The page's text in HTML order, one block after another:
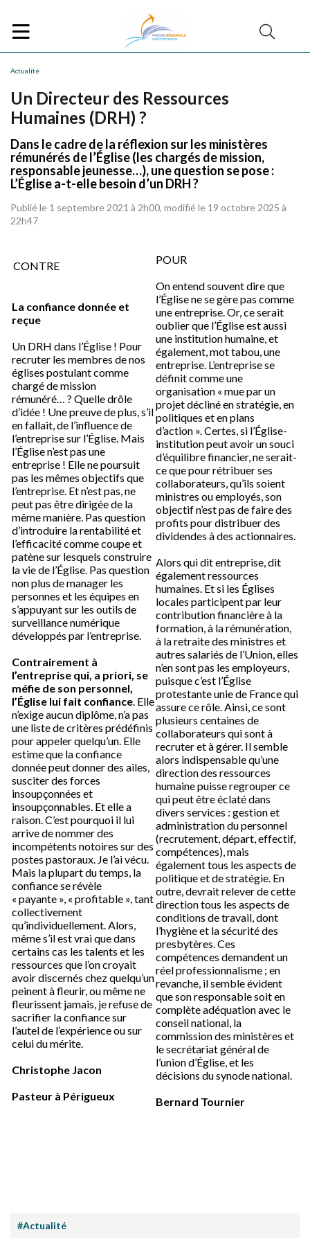
Actualité
Un Directeur des Ressources
Humaines (DRH) ?
Dans le cadre de la réflexion sur les ministères
rémunérés de l’Église (les chargés de mission,
responsable jeunesse…), une question se pose :
L’Église a-t-elle besoin d’un DRH ?
Publié le 1 septembre 2021 à 2h00, modifié le 19 octobre 2025 à
22h47
CONTRE
La confiance donnée et
reçue
Un DRH dans l’Église ! Pour
recruter les membres de nos
églises postulant comme
chargé de mission
rémunéré… ? Quelle drôle
d’idée ! Une preuve de plus, s’il
en fallait, de l’influence de
l’entreprise sur l’Église. Mais
l’Église n’est pas une
entreprise ! Elle ne poursuit
pas les mêmes objectifs que
l’entreprise. Et n’est pas, ne
peut pas être dirigée de la
même manière. Pas question
d’introduire la rentabilité et
l’efficacité comme coupe et
patène sur lesquels construire
la vie de l’Église. Pas question
non plus de manager les
personnes et les équipes en
s’appuyant sur les outils de
surveillance numérique
développés par l’entreprise.
Contrairement à
l’entreprise qui, a priori, se
méfie de son personnel,
l’Église lui fait confiance. Elle
n’exige aucun diplôme, n’a pas
une liste de critères prédéfinis
pour appeler quelqu’un. Elle
estime que la confiance
donnée peut donner des ailes,
susciter des forces
insoupçonnées et
insoupçonnables. Et elle a
raison. C’est pourquoi il lui
arrive de nommer des
incompétents notoires sur des
postes pastoraux. Je l’ai vécu.
Mais la plupart du temps, la
confiance se révèle
« payante », « profitable », tant
collectivement
qu’individuellement. Alors,
même s’il est vrai que dans
certains cas les talents et les
ressources que l’on croyait
avoir discernés chez quelqu’un
peinent à fleurir, ou même ne
fleurissent jamais, je refuse de
sacrifier la confiance sur
l’autel de l’expérience ou sur
celui du mérite.
Christophe Jacon
Pasteur à Périgueux
POUR
On entend souvent dire que
l’Église ne se gère pas comme
une entreprise. Or, ce serait
oublier que l’Église est aussi
une institution humaine, et
également, mot tabou, une
entreprise. L’entreprise se
définit comme une
organisation « mue par un
projet décliné en stratégie, en
politiques et en plans
d’action ». Certes, si l’Église-
institution peut avoir un souci
d’équilibre financier, ne serait-
ce que pour rétribuer ses
collaborateurs, qu’ils soient
ministres ou employés, son
objectif n’est pas de faire des
profits pour distribuer des
dividendes à des actionnaires.
Alors qui dit entreprise, dit
également ressources
humaines. Et si les Églises
locales participent par leur
contribution financière à la
formation, à la rémunération,
à la retraite des ministres et
autres salariés de l’Union, elles
n’en sont pas les employeurs,
puisque c’est l’Église
protestante unie de France qui
assure ce rôle. Ainsi, ce sont
plusieurs centaines de
collaborateurs qui sont à
recruter et à gérer. Il semble
alors indispensable qu’une
direction des ressources
humaine puisse regrouper ce
qui peut être éclaté dans
divers services : gestion et
administration du personnel
(recrutement, départ, effectif,
compétences), mais
également tous les aspects de
politique et de stratégie. En
outre, devrait relever de cette
direction tous les aspects de
conditions de travail, dont
l’hygiène et la sécurité des
presbytères. Ces
compétences demandent un
réel professionnalisme ; en
revanche, il semble évident
que son responsable soit en
complète adéquation avec le
conseil national, la
commission des ministères et
le secrétariat général de
l’union d’Église, et les
décisions du synode national.
Bernard Tournier
#Actualité